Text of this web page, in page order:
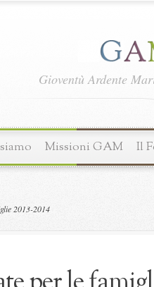
Gioventù Ardente
Missioni GAM Il
2013-2014